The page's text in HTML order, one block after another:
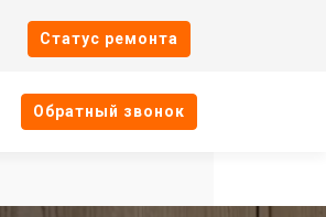
Cтатус ремонта
Oбратный звонок